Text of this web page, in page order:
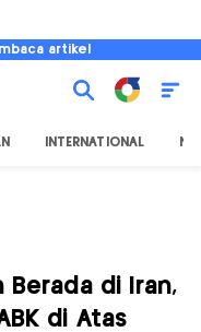
artikel
INTERNATIONAL
Berada di Iran,
di Atas